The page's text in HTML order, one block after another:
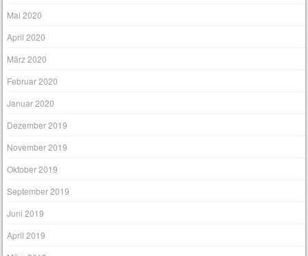
Mai 2020
April 2020
März 2020
Februar 2020
Januar 2020
Dezember 2019
November 2019
Oktober 2019
September 2019
Juni 2019
April 2019